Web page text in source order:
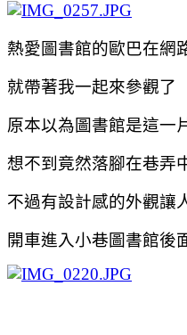
熱愛圖書館的歐巴在網
就帶著我一起來參觀了
原本以為圖書館是這一
想不到竟然落腳在巷弄
不過有設計感的外觀讓
開車進入小巷圖書館後